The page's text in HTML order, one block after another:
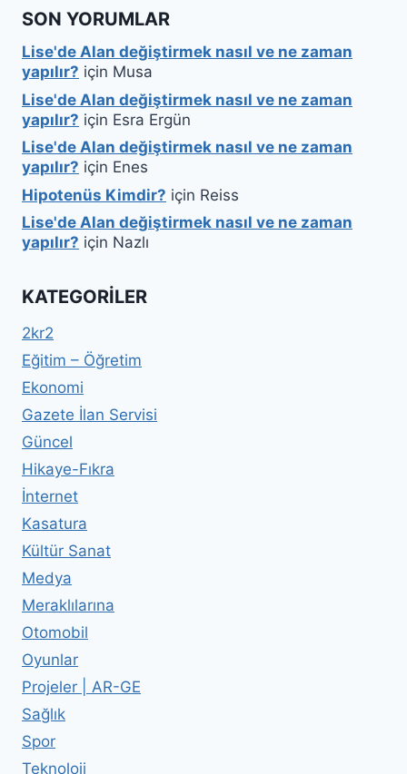
SON YORUMLAR
Lise'de Alan değiştirmek nasıl ve ne zaman
yapılır? için Musa
Lise'de Alan değiştirmek nasıl ve ne zaman
yapılır? için Esra Ergün
Lise'de Alan değiştirmek nasıl ve ne zaman
yapılır? için Enes
Hipotenüs Kimdir? için Reiss
Lise'de Alan değiştirmek nasıl ve ne zaman
yapılır? için Nazlı
KATEGORILER
2kr2
Eğitim – Öğretim
Ekonomi
Gazete İlan Servisi
Güncel
Hikaye-Fıkra
İnternet
Kasatura
Kültür Sanat
Medya
Meraklılarına
Otomobil
Oyunlar
Projeler | AR-GE
Sağlık
Spor
Teknoloji